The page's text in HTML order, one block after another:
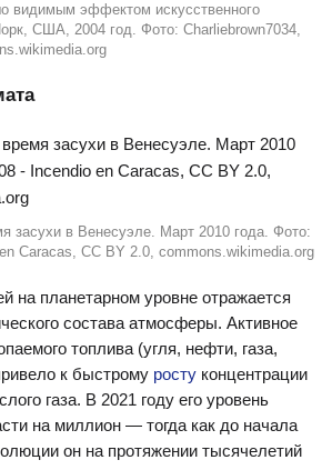
видимым эффектом искусственного
США, 2004 год. Фото: Charliebrown7034,
засухи в Венесуэле. Март 2010 года. Фото:
Caracas, CC BY 2.0, commons.wikimedia.org
на планетарном уровне отражается
состава атмосферы. Активное
топлива (угля, нефти, газа,
к быстрому росту концентрации
газа. В 2021 году его уровень
на миллион — тогда как до начала
он на протяжении тысячелетий